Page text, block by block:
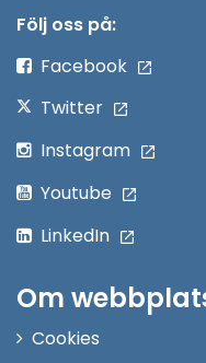
Följ oss på:
Facebook
Twitter
Instagram
Youtube
LinkedIn
Om
Cookies